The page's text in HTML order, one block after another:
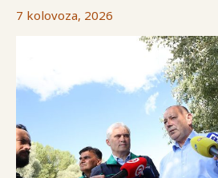
7 kolovoza, 2026